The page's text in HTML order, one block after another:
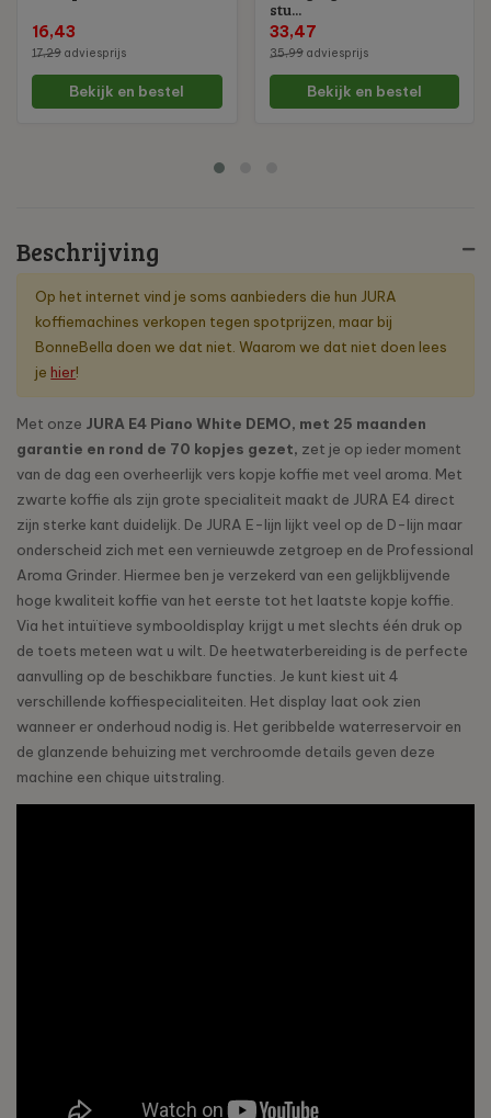
Beschrijving
Op het internet vind je soms aanbieders die hun JURA
koffiemachines verkopen tegen spotprijzen, maar bij
BonneBella doen we dat niet. Waarom we dat niet doen lees
jehier!
Met onze JURA E4 Piano White DEMO, met 25 maanden
garantie en rond de 70 kopjes gezet, zet je op ieder moment
van de dag een overheerlijk vers kopje koffie met veel aroma. Met
zwarte koffie als zijn grote specialiteit maakt de JURA E4 direct
zijn sterke kant duidelijk. De JURA E-lijn lijkt veel op de D-lijn maar
onderscheid zich met een vernieuwde zetgroep en de Professional
Aroma Grinder. Hiermee ben je verzekerd van een gelijkblijvende
hoge kwaliteit koffie van het eerste tot het laatste kopje koffie.
Via het intuïtieve symbooldisplay krijgt u met slechts één druk op
de toets meteen wat u wilt. De heetwaterbereiding is de perfecte
aanvulling op de beschikbare functies. Je kunt kiest uit 4
verschillende koffiespecialiteiten. Het display laat ook zien
wanneer er onderhoud nodig is. Het geribbelde waterreservoir en
de glanzende behuizing met verchroomde details geven deze
machine een chique uitstraling.
16,43
17,29 adviesprijs
Bekijk en bestel
stu...
33,47
35,99adviesprijs
Bekijk en bestel